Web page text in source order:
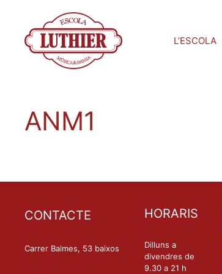
L’ESCOLA
ANM1
CONTACTE
Carrer Balmes, 53 baixos
HORARIS
Dilluns a
divendres de
9.30 a 21 h